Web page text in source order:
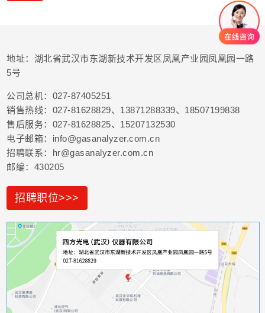
地址：湖北省武汉市东湖新技术开发区凤凰产业园凤凰园一路
5号
公司总机：027-87405251
销售热线：027-81628829、13871288339、18507199838
售后服务：027-81628825、15207132530
电子邮箱：info@gasanalyzer.com.cn
招聘联系：hr@gasanalyzer.com.cn
邮编：430205
招聘职位>>>